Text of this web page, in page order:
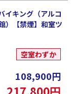
イキング（アルコ
）【禁煙】和室ツ
空室わずか
108,900円